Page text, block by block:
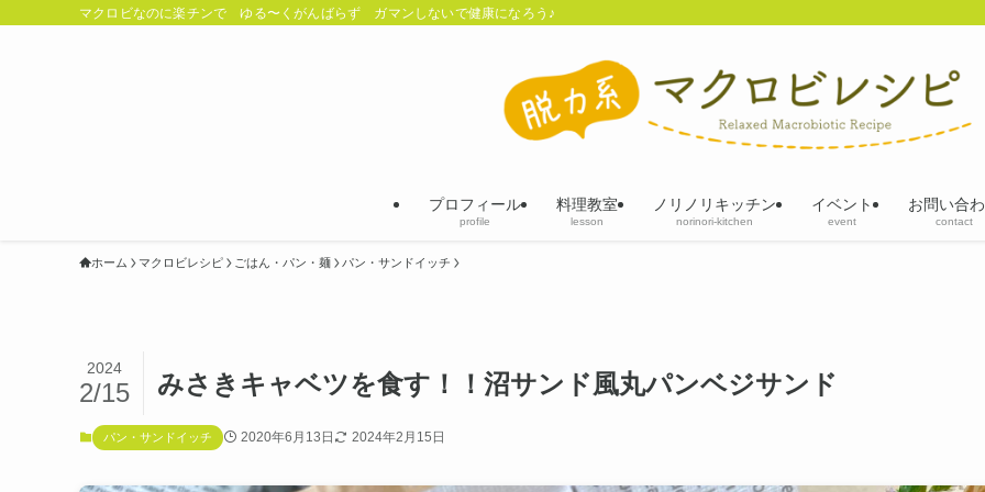
マクロビなのに楽チンで ゆる〜くがんばらず ガマンしないで健康になろう♪
プロフィール
profile
料理教室
lesson
ノリノリキッチン
norinori-kitchen
イベント
event
お問い合
contact
ホーム マクロビレシピ ごはん・パン・麺 パン・サンドイッチ
みさきキャベツを食す！！沼サンド風丸パンベジサンド
2024
2/15
パン・サンドイッチ 2020年6月13日 2024年2月15日